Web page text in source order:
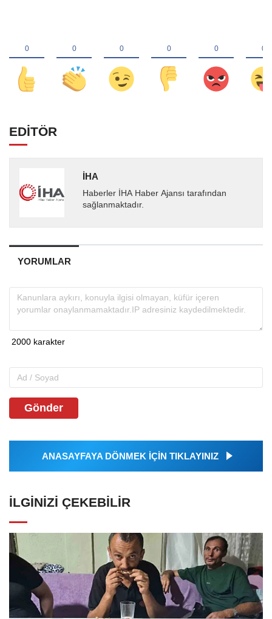
EDİTÖR
İHA
Haberler İHA Haber Ajansı tarafından
sağlanmaktadır.
YORUMLAR
Gönder
ANASAYFAYA DÖNMEK İÇİN TIKLAYINIZ
İLGINIZI ÇEKEBILIR